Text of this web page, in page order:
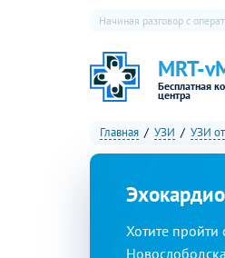
MRT-
Бесплатная
центра
Начиная разговор с
Главная УЗИ УЗИ
Хотите